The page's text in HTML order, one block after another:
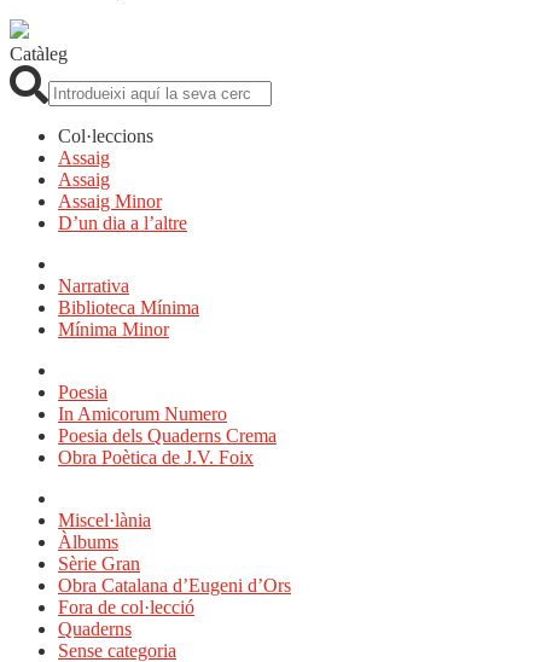
Catàleg
Col·leccions
Assaig
Assaig
Assaig Minor
D’un dia a l’altre
Narrativa
Biblioteca Mínima
Mínima Minor
Poesia
In Amicorum Numero
Poesia dels Quaderns Crema
Obra Poètica de J.V. Foix
Miscel·lània
Àlbums
Sèrie Gran
Obra Catalana d’Eugeni d’Ors
Fora de col·lecció
Quaderns
Sense categoria